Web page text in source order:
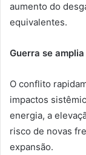
aumento do
equivalentes.
Guerra se
O conflito
impactos
energia, a
risco de novas
expansão.